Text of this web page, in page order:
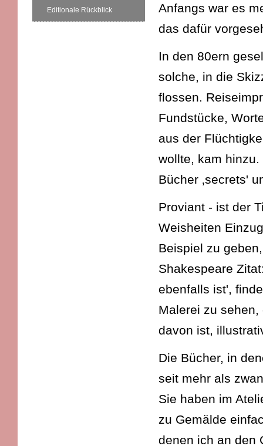
Editionale Rückblick
Anfangs war es
das dafür
In den 80ern
solche, in die
flossen.
Fundstücke,
aus der
wollte, kam
Bücher ‚secrets'
Proviant - ist der
Weisheiten
Beispiel zu
Shakespeare
ebenfalls ist',
Malerei zu
davon ist,
Die Bücher, in
seit mehr als
Sie haben im
zu Gemälde
denen ich an den